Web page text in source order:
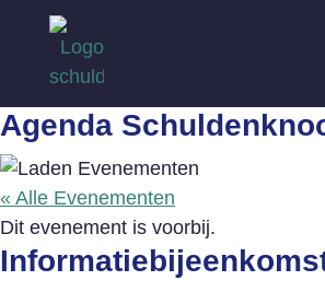
Agenda
« Alle Evenementen
Dit evenement is voorbij.